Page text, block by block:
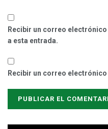
Recibir un correo
a esta entrada.
Recibir un correo